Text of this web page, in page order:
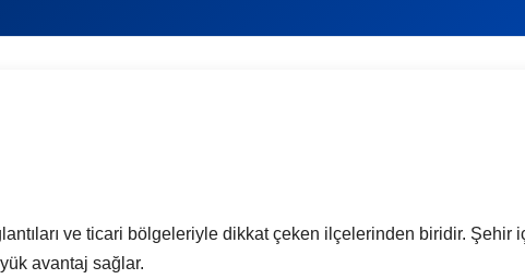
ve ticari bölgeleriyle dikkat çeken ilçelerinden biridir. Şehir
avantaj sağlar.